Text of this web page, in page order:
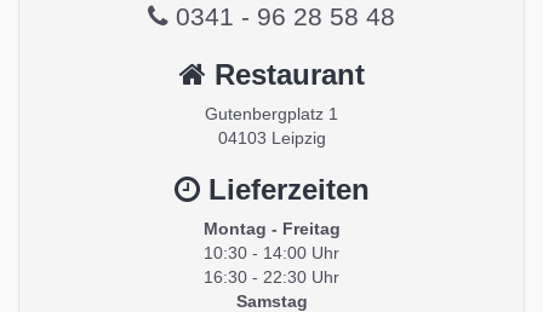
0341 - 96 28 58 48
Restaurant
Gutenbergplatz 1
04103 Leipzig
Lieferzeiten
Montag - Freitag
10:30 - 14:00 Uhr
16:30 - 22:30 Uhr
Samstag